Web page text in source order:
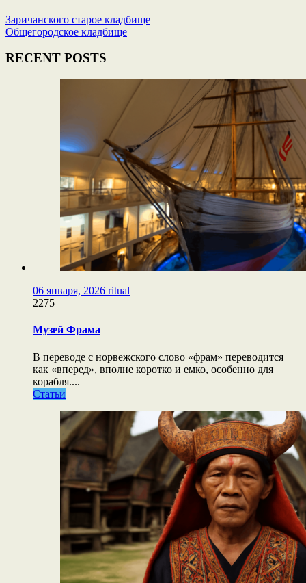
Заричанского старое кладбище
Общегородское кладбище
RECENT POSTS
06 января, 2026 ritual
2275
Музей Фрама
В переводе с норвежского слово «фрам» переводится
как «вперед», вполне коротко и емко, особенно для
корабля....
Статьи